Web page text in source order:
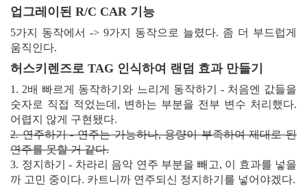
업그레이된 R/C CAR 기능
5가지 동작에서 -> 9가지 동작으로 늘렸다. 좀 더 부드럽게
움직인다.
허스키렌즈로 TAG 인식하여 랜덤 효과 만들기
1. 2배 빠르게 동작하기와 느리게 동작하기 - 처음엔 값들을
숫자로 직접 적었는데, 변하는 부분을 전부 변수 처리했다.
어렵지 않게 구현됐다.
2. 연주하기 - 연주는 가능하나, 용량이 부족하여 제대로 된
연주를 못할 거 같다.
3. 정지하기 - 차라리 음악 연주 부분을 빼고, 이 효과를 넣을
까 고민 중이다. 카트니까 연주되신 정지하기를 넣어야겠다.